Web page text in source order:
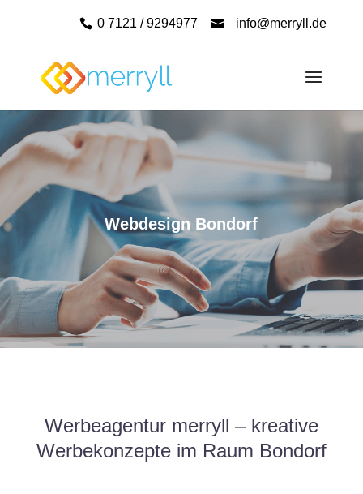
0 7121 / 9294977 info@merryll.de
Webdesign Bondorf
Werbeagentur merryll – kreative
Werbekonzepte im Raum Bondorf